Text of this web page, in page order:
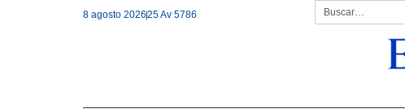
8 agosto 202625 Av 5786